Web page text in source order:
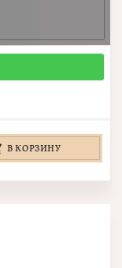
В КОРЗИНУ